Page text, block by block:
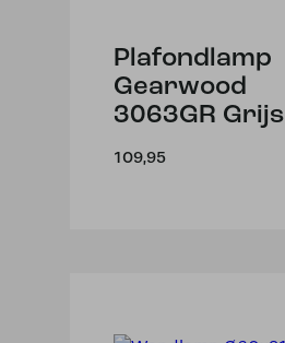
Plafondlamp
Gearwood
3063GR Grijs
109,95